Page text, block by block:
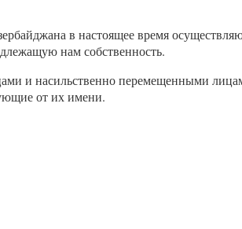
в настоящее время
нам собственность.
и насильственно перемещенными
от их имени.